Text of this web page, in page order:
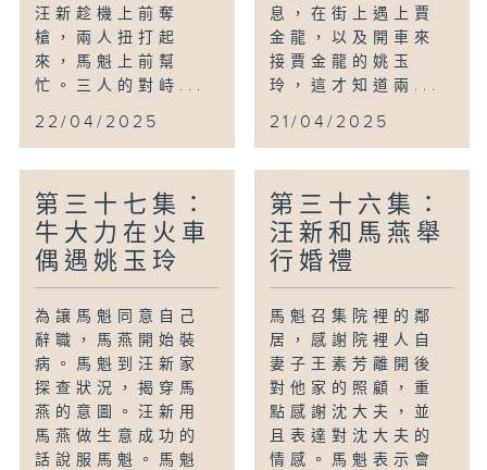
汪新趁機上前奪
槍，兩人扭打起
來，馬魁上前幫
忙。三人的對峙...
22/04/2025
息，在街上遇上賈
金龍，以及開車來
接賈金龍的姚玉
玲，這才知道兩...
21/04/2025
第三十七集：
牛大力在火車
偶遇姚玉玲
為讓馬魁同意自己
辭職，馬燕開始裝
病。馬魁到汪新家
探查狀況，揭穿馬
燕的意圖。汪新用
馬燕做生意成功的
話說服馬魁。馬魁
第三十六集：
汪新和馬燕舉
行婚禮
馬魁召集院裡的鄰
居，感謝院裡人自
妻子王素芳離開後
對他家的照顧，重
點感謝沈大夫，並
且表達對沈大夫的
情感。馬魁表示會